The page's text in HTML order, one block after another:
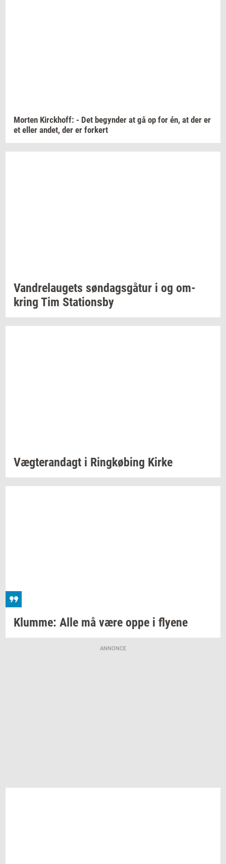
Mor­ten Kirck­hoff: - Det be­gyn­der at gå op for én, at der er
et eller andet, der er for­kert
Van­d­re­lau­gets søn­dags­gå­tur i og om­
kring Tim Sta­tions­by
Væg­te­ran­dagt i Ring­kø­bing Kirke
Klum­me: Alle må være oppe i fly­e­ne
ANNONCE